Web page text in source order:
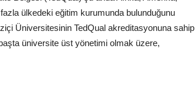
ülkedeki eğitim kurumunda bulunduğunu
Üniversitesinin TedQual akreditasyonuna sahip
üniversite üst yönetimi olmak üzere,